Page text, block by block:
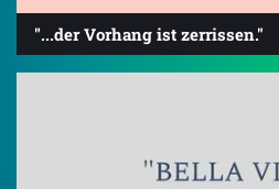
"...der Vorhang ist zerrissen."